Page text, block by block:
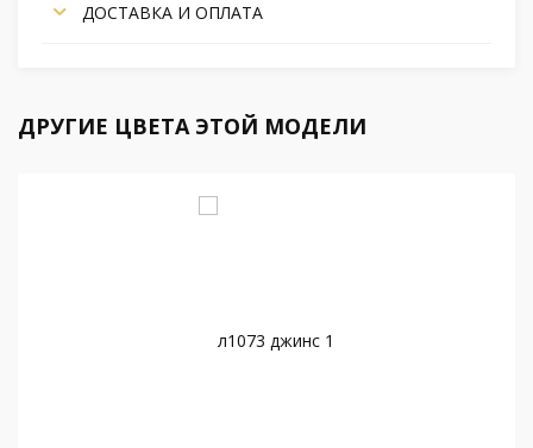
ДОСТАВКА И ОПЛАТА
ДРУГИЕ ЦВЕТА ЭТОЙ МОДЕЛИ